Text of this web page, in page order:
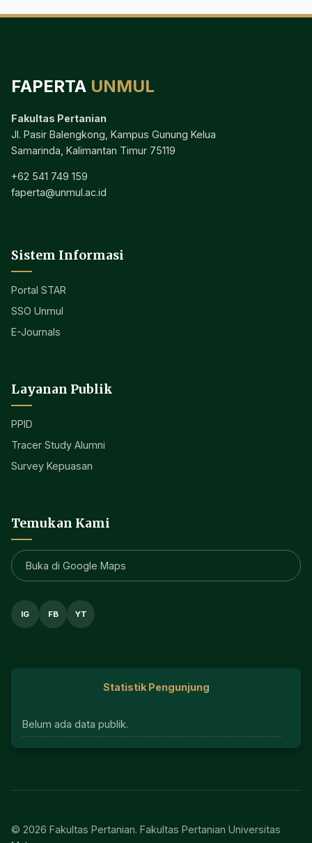
FAPERTA UNMUL
Fakultas Pertanian
Jl. Pasir Balengkong, Kampus Gunung Kelua
Samarinda, Kalimantan Timur 75119
+62 541 749 159
faperta@unmul.ac.id
Sistem Informasi
Portal STAR
SSO Unmul
E-Journals
Layanan Publik
PPID
Tracer Study Alumni
Survey Kepuasan
Temukan Kami
Buka di Google Maps
IG FB YT
Statistik Pengunjung
Belum ada data publik.
© 2026 Fakultas Pertanian. Fakultas Pertanian Universitas